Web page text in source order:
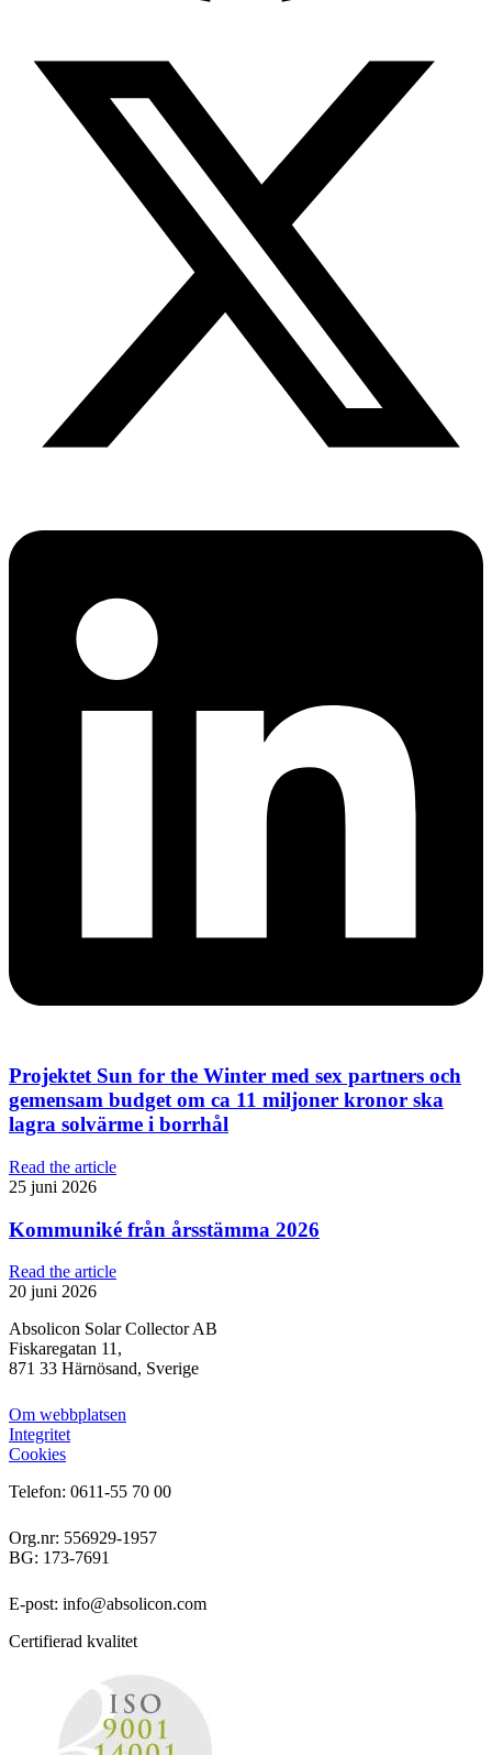
Projektet Sun for the Winter med sex partners och
gemensam budget om ca 11 miljoner kronor ska
lagra solvärme i borrhål
Read the article
25 juni 2026
Kommuniké från årsstämma 2026
Read the article
20 juni 2026
Absolicon Solar Collector AB
Fiskaregatan 11,
871 33 Härnösand, Sverige
Om webbplatsen
Integritet
Cookies
Telefon: 0611-55 70 00
Org.nr: 556929-1957
BG: 173-7691
E-post: info@absolicon.com
Certifierad kvalitet